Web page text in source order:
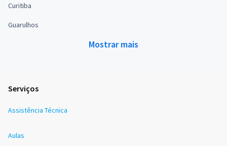
Curitiba
Guarulhos
Mostrar mais
Serviços
Assistência Técnica
Aulas